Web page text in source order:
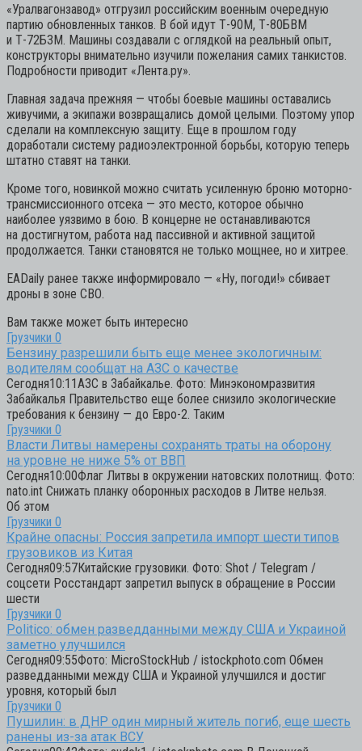
«Уралвагонзавод» отгрузил российским военным очередную
партию обновленных танков. В бой идут Т-90М, Т-80БВМ
и Т-72Б3М. Машины создавали с оглядкой на реальный опыт,
конструкторы внимательно изучили пожелания самих танкистов.
Подробности приводит «Лента.ру».
Главная задача прежняя — чтобы боевые машины оставались
живучими, а экипажи возвращались домой целыми. Поэтому упор
сделали на комплексную защиту. Еще в прошлом году
доработали систему радиоэлектронной борьбы, которую теперь
штатно ставят на танки.
Кроме того, новинкой можно считать усиленную броню моторно-
трансмиссионного отсека — это место, которое обычно
наиболее уязвимо в бою. В концерне не останавливаются
на достигнутом, работа над пассивной и активной защитой
продолжается. Танки становятся не только мощнее, но и хитрее.
EADaily ранее также информировало — «Ну, погоди!» сбивает
дроны в зоне СВО.
Вам также может быть интересно
Грузчики 0
Бензину разрешили быть еще менее экологичным:
водителям сообщат на АЗС о качестве
Сегодня10:11АЗС в Забайкалье. Фото: Минэкономразвития
Забайкалья Правительство еще более снизило экологические
требования к бензину — до Евро-2. Таким
Грузчики 0
Власти Литвы намерены сохранять траты на оборону
на уровне не ниже 5% от ВВП
Сегодня10:00Флаг Литвы в окружении натовских полотнищ. Фото:
nato.int Снижать планку оборонных расходов в Литве нельзя.
Об этом
Грузчики 0
Крайне опасны: Россия запретила импорт шести типов
грузовиков из Китая
Сегодня09:57Китайские грузовики. Фото: Shot / Telegram /
соцсети Росстандарт запретил выпуск в обращение в России
шести
Грузчики 0
Politico: обмен разведданными между США и Украиной
заметно улучшился
Сегодня09:55Фото: MicroStockHub / istockphoto.com Обмен
разведданными между США и Украиной улучшился и достиг
уровня, который был
Грузчики 0
Пушилин: в ДНР один мирный житель погиб, еще шесть
ранены из-за атак ВСУ